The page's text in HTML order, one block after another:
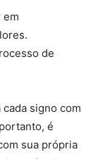
em
de
signo com
é
sua própria